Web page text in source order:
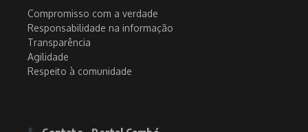
Compromisso com a verdade
Responsabilidade na informação
Transparência
Agilidade
Respeito à comunidade